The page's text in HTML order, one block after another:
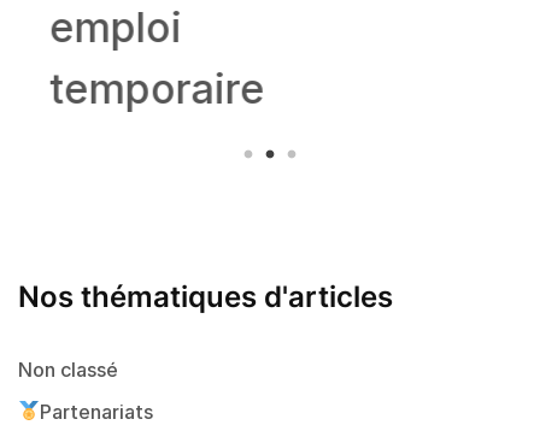
emploi
temporaire
Nos thématiques d'articles
Non classé
Partenariats